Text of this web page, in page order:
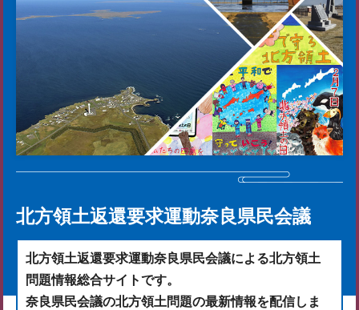
北方領土返還要求運動奈良県民会議
北方領土返還要求運動奈良県民会議による北方領土
問題情報総合サイトです。
奈良県民会議の北方領土問題の最新情報を配信しま